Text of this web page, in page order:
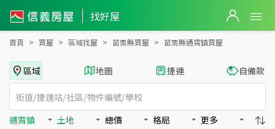
找好屋
苗栗縣通霄鎮買房：土地房屋物件出售、房價分析
首頁 買屋 區域找屋 苗栗縣買屋 苗栗縣通霄鎮買屋
區域 地圖 捷運 自備款
通霄鎮 土地 總價 格局 更多
苗栗縣通霄鎮買房：土地物件出售、房價分析 - 信義房屋